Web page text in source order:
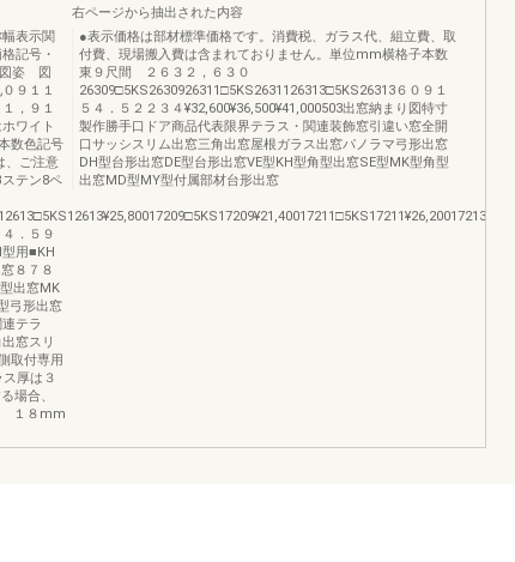
表示関
記号・
図姿 図
９１１
，９１
ワイト
数色記号
、ご注意
テン8ペ
．５９
用■KH
８７８
出窓MK
弓形出窓
テラ
窓スリ
取付専用
厚は３
場合、
１８mm
右ページから抽出された内容
●表示価格は部材標準価格です。消費税、ガラス代、組立費、取
付費、現場搬入費は含まれておりません。単位mm横格子本数
東９尺間 ２６３２，６３０
26309□5KS2630926311□5KS2631126313□5KS26313６０９１
５４．５２２３４¥32,600¥36,500¥41,000503出窓納まり図特寸
製作勝手口ドア商品代表限界テラス・関連装飾窓引違い窓全開
口サッシスリム出窓三角出窓屋根ガラス出窓パノラマ弓形出窓
DH型台形出窓DE型台形出窓VE型KH型角型出窓SE型MK型角型
出窓MD型MY型付属部材台形出窓